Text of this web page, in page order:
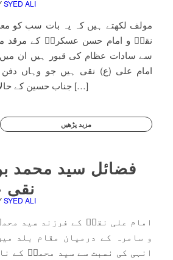
SYED ALI
مولف لکھتے ہیں کہ یہ بات سب کو
نقیؑ و امام حسن عسکریؑ کے مرقد
سے سادات عظام کی قبور ہیں ان
امام علی (ع) نقی ہیں جو وہاں
جناب حسین کے حالات تفصیل سے معلوم […]
مزید پڑھیں
فضائل سید محمد
نقی
SYED ALI
امام علی نقیؑ کے فرزند سید
و سامرہ کے درمیان مقام بلد
انہی کی نسبت سے سید محمدؒ کے